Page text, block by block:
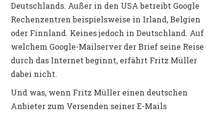
Deutschlands. Außer in den USA betreibt Google
Rechenzentren beispielsweise in Irland, Belgien
oder Finnland. Keines jedoch in Deutschland. Auf
welchem Google-Mailserver der Brief seine Reise
durch das Internet beginnt, erfährt Fritz Müller
dabei nicht.
Und was, wenn Fritz Müller einen deutschen
Anbieter zum Versenden seiner E-Mails